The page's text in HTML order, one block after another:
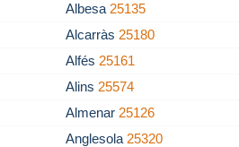
Albesa 25135
Alcarràs 25180
Alfés 25161
Alins 25574
Almenar 25126
Anglesola 25320